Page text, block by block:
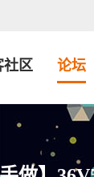
社区 论坛